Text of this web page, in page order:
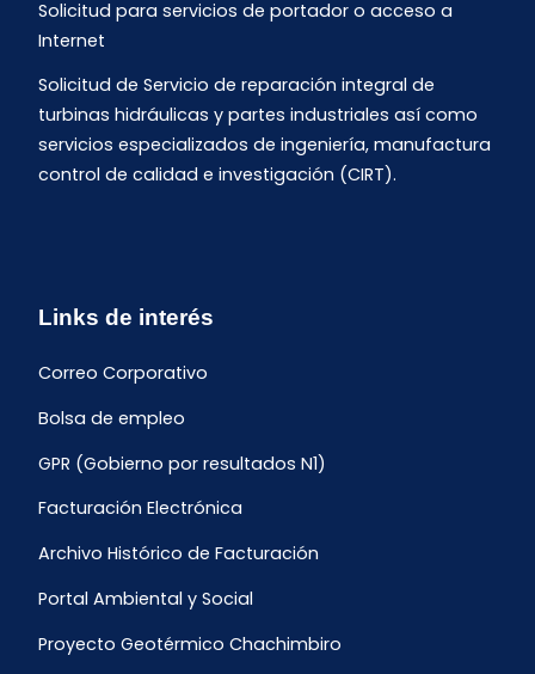
Solicitud para servicios de portador o acceso a
Internet
Solicitud de Servicio de reparación integral de
turbinas hidráulicas y partes industriales así como
servicios especializados de ingeniería, manufactura
control de calidad e investigación (CIRT).
Links de interés
Correo Corporativo
Bolsa de empleo
GPR (Gobierno por resultados N1)
Facturación Electrónica
Archivo Histórico de Facturación
Portal Ambiental y Social
Proyecto Geotérmico Chachimbiro